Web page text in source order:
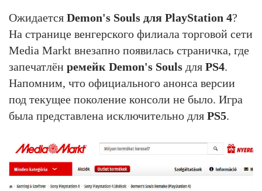
Ожидается Demon's Souls для PlayStation 4?
На странице венгерского филиала торговой сети
Media Markt внезапно появилась страничка, где
запечатлён ремейк Demon's Souls для PS4.
Напомним, что официального анонса версии
под текущее поколение консоли не было. Игра
была представлена исключительно для PS5.